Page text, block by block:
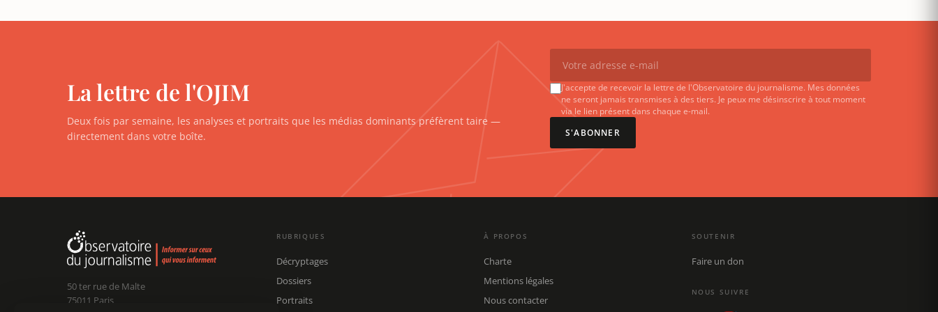
La lettre de l'OJIM
Deux fois par semaine, les analyses et portraits que les médias dominants préfèrent taire —
directement dans votre boîte.
J'accepte de recevoir la lettre de l'Observatoire du journalisme. Mes données
ne seront jamais transmises à des tiers. Je peux me désinscrire à tout moment
via le lien présent dans chaque e-mail.
S'ABONNER
50 ter rue de Malte
75011 Paris
RUBRIQUES
Décryptages
Dossiers
Portraits
À PROPOS
Charte
Mentions légales
Nous contacter
SOUTENIR
Faire un don
NOUS SUIVRE